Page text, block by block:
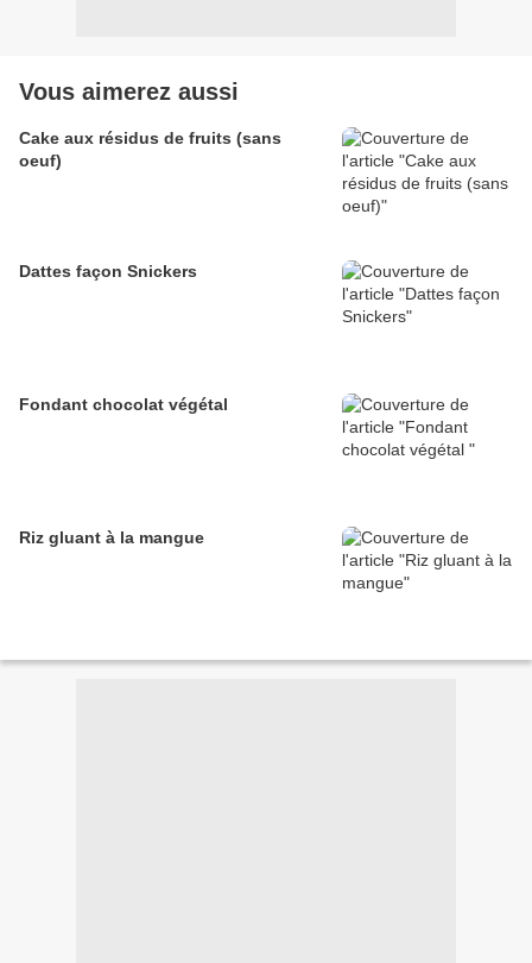
Vous aimerez aussi
Cake aux résidus de fruits (sans
oeuf)
Dattes façon Snickers
Fondant chocolat végétal
Riz gluant à la mangue